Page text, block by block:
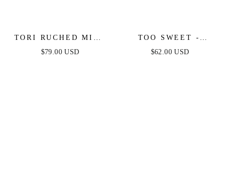
TORI RUCHED MINI
DRESS - OCEAN
$79.00 USD
TOO SWEET -
LEOPARD PRINT
$62.00 USD